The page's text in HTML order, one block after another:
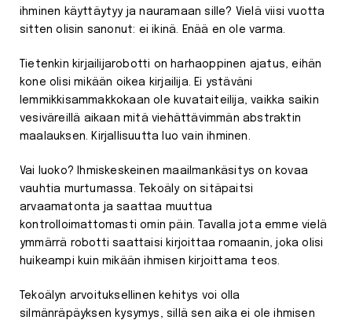
ihminen käyttäytyy ja nauramaan sille? Vielä viisi vuotta
sitten olisin sanonut: ei ikinä. Enää en ole varma.
Tietenkin kirjailijarobotti on harhaoppinen ajatus, eihän
kone olisi mikään oikea kirjailija. Ei ystäväni
lemmikkisammakkokaan ole kuvataiteilija, vaikka saikin
vesiväreillä aikaan mitä viehättävimmän abstraktin
maalauksen. Kirjallisuutta luo vain ihminen.
Vai luoko? Ihmiskeskeinen maailmankäsitys on kovaa
vauhtia murtumassa. Tekoäly on sitäpaitsi
arvaamatonta ja saattaa muuttua
kontrolloimattomasti omin päin. Tavalla jota emme vielä
ymmärrä robotti saattaisi kirjoittaa romaanin, joka olisi
huikeampi kuin mikään ihmisen kirjoittama teos.
Tekoälyn arvoituksellinen kehitys voi olla
silmänräpäyksen kysymys, sillä sen aika ei ole ihmisen